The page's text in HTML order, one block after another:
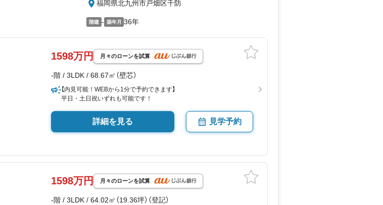
福岡県北九州市戸畑区千防
階建 - 築年月 36年
1598万円 月々のローンを試算
-階 / 3LDK / 68.67㎡（壁芯）
【内見可能！WEBから1分で予約できます】
平日・土日祝いずれも可能です！
詳細を見る 見学予約
1598万円 月々のローンを試算
-階 / 3LDK / 64.02㎡（19.36坪）（登記）